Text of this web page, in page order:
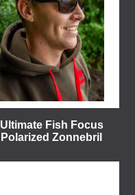
Ultimate Fish Focus
Polarized Zonnebril